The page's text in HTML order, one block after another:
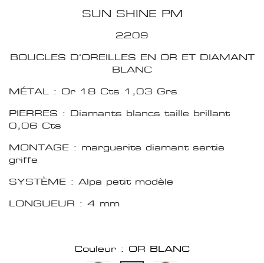
SUN SHINE PM
2209
BOUCLES D'OREILLES EN OR ET DIAMANT
BLANC
MÉTAL : Or 18 Cts 1,03 Grs
PIERRES : Diamants blancs taille brillant
0,06 Cts
MONTAGE : marguerite diamant sertie
griffe
SYSTÈME : Alpa petit modèle
LONGUEUR : 4 mm
Couleur : OR BLANC